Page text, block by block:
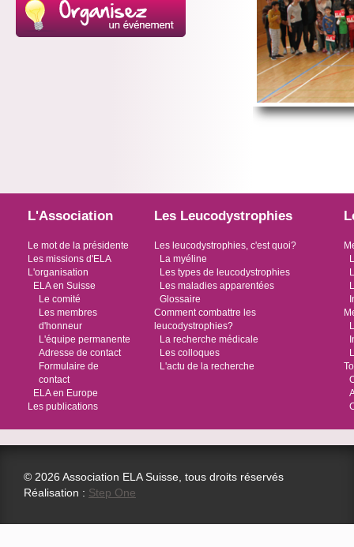
L'Association
Le mot de la présidente
Les missions d'ELA
L'organisation
ELA en Suisse
Le comité
Les membres
d'honneur
L'équipe permanente
Adresse de contact
Formulaire de
contact
ELA en Europe
Les publications
Les Leucodystrophies
Les leucodystrophies, c'est quoi?
La myéline
Les types de leucodystrophies
Les maladies apparentées
Glossaire
Comment combattre les
leucodystrophies?
La recherche médicale
Les colloques
L'actu de la recherche
© 2026 Association ELA Suisse, tous droits réservés
Réalisation : Step One